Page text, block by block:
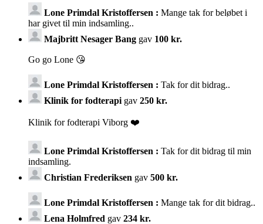
Lone Primdal Kristoffersen : Mange tak for beløbet i
har givet til min indsamling..
Majbritt Nesager Bang gav 100 kr.
Go go Lone 😘
Lone Primdal Kristoffersen : Tak for dit bidrag..
Klinik for fodterapi gav 250 kr.
Klinik for fodterapi Viborg ❤️
Lone Primdal Kristoffersen : Tak for dit bidrag til min
indsamling.
Christian Frederiksen gav 500 kr.
Lone Primdal Kristoffersen : Mange tak for dit bidrag..
Lena Holmfred gav 234 kr.